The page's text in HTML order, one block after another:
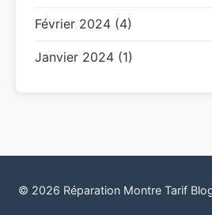
Février 2024 (4)
Janvier 2024 (1)
© 2026 Réparation Montre Tarif